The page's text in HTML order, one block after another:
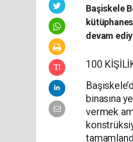
Başiskele
devam
100
binasına
vermek